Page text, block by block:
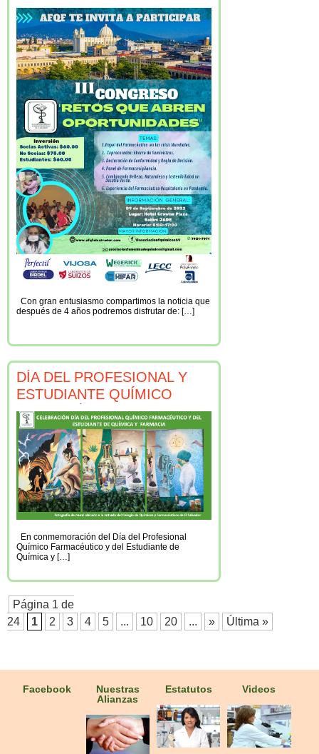
OPORTUNIDADES”
Con gran entusiasmo compartimos la noticia que
después de 4 años podremos disfrutar de: […]
DÍA DEL PROFESIONAL Y
ESTUDIANTE QUÍMICO
FARMACÉUTICO
En conmemoración del Día del Profesional
Químico Farmacéutico y del Estudiante de
Química y […]
Página 1 de
24
1 2 3 4 5 ... 10 20 ... » Última »
Facebook
Nuestras
Alianzas
Estatutos Videos